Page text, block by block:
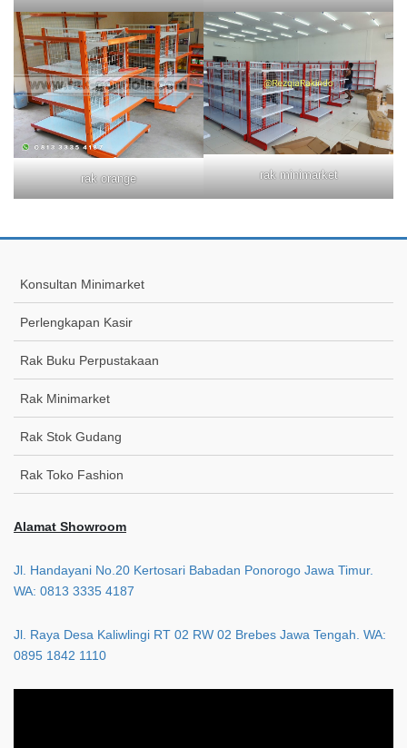
rak orange rak minimarket
Konsultan Minimarket
Perlengkapan Kasir
Rak Buku Perpustakaan
Rak Minimarket
Rak Stok Gudang
Rak Toko Fashion
Alamat Showroom
Jl. Handayani No.20 Kertosari Babadan Ponorogo Jawa Timur.
WA: 0813 3335 4187
Jl. Raya Desa Kaliwlingi RT 02 RW 02 Brebes Jawa Tengah. WA:
0895 1842 1110